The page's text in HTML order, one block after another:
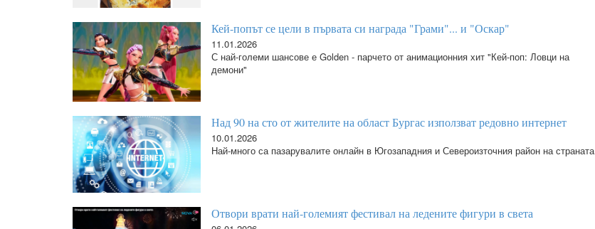
Кей-попът се цели в първата си награда "Грами"... и "Оскар"
11.01.2026
С най-големи шансове е Golden - парчето от анимационния хит "Кей-поп: Ловци на
демони"
Над 90 на сто от жителите на област Бургас използват редовно интернет
10.01.2026
Най-много са пазарувалите онлайн в Югозападния и Североизточния район на страната
Отвори врати най-големият фестивал на ледените фигури в света